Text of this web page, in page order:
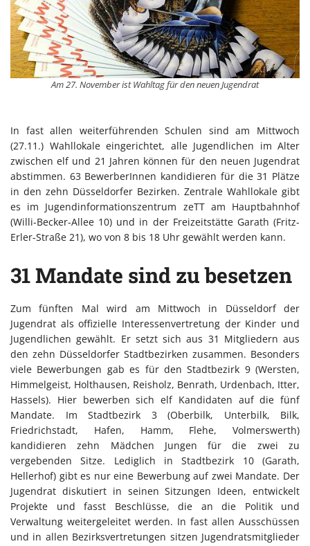
Am 27. November ist Wahltag für den neuen Jugendrat
In fast allen weiterführenden Schulen sind am Mittwoch
(27.11.) Wahllokale eingerichtet, alle Jugendlichen im Alter
zwischen elf und 21 Jahren können für den neuen Jugendrat
abstimmen. 63 BewerberInnen kandidieren für die 31 Plätze
in den zehn Düsseldorfer Bezirken. Zentrale Wahllokale gibt
es im Jugendinformationszentrum zeTT am Hauptbahnhof
(Willi-Becker-Allee 10) und in der Freizeitstätte Garath (Fritz-
Erler-Straße 21), wo von 8 bis 18 Uhr gewählt werden kann.
31 Mandate sind zu besetzen
Zum fünften Mal wird am Mittwoch in Düsseldorf der
Jugendrat als offizielle Interessenvertretung der Kinder und
Jugendlichen gewählt. Er setzt sich aus 31 Mitgliedern aus
den zehn Düsseldorfer Stadtbezirken zusammen. Besonders
viele Bewerbungen gab es für den Stadtbezirk 9 (Wersten,
Himmelgeist, Holthausen, Reisholz, Benrath, Urdenbach, Itter,
Hassels). Hier bewerben sich elf Kandidaten auf die fünf
Mandate. Im Stadtbezirk 3 (Oberbilk, Unterbilk, Bilk,
Friedrichstadt, Hafen, Hamm, Flehe, Volmerswerth)
kandidieren zehn Mädchen Jungen für die zwei zu
vergebenden Sitze. Lediglich in Stadtbezirk 10 (Garath,
Hellerhof) gibt es nur eine Bewerbung auf zwei Mandate. Der
Jugendrat diskutiert in seinen Sitzungen Ideen, entwickelt
Projekte und fasst Beschlüsse, die an die Politik und
Verwaltung weitergeleitet werden. In fast allen Ausschüssen
und in allen Bezirksvertretungen sitzen Jugendratsmitglieder